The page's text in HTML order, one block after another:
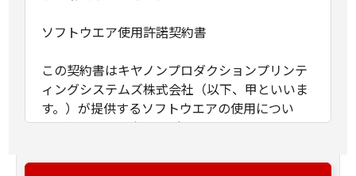
ソフトウエア使用許諾契約書
この契約書はキヤノンプロダクションプリンテ
ィングシステムズ株式会社（以下、甲といいま
す。）が提供するソフトウエアの使用につい
て、使用頂くお客さま（以下、乙といいま
性、非独占の使用権を許諾する条件を定めたも